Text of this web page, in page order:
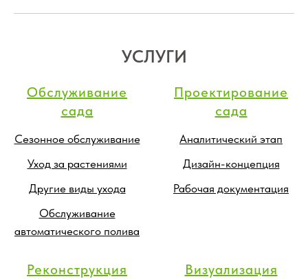
УСЛУГИ
Обслуживание
сада
Сезонное обслуживание
Уход за растениями
Другие виды ухода
Обслуживание
автоматического полива
Проектирование
сада
Аналитический этап
Дизайн-концепция
Рабочая документация
Реконструкция
Визуализация